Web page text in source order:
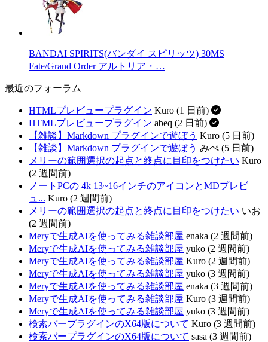
BANDAI SPIRITS(バンダイ スピリッツ) 30MS
Fate/Grand Order アルトリア・…
最近のフォーラム
HTMLプレビュープラグイン Kuro (1 日前)
HTMLプレビュープラグイン abeq (2 日前)
【雑談】Markdown プラグインで遊ぼう Kuro (5 日前)
【雑談】Markdown プラグインで遊ぼう みぺ (5 日前)
メリーの範囲選択の起点と終点に目印をつけたい Kuro
(2 週間前)
ノートPCの 4k 13~16インチのアイコンとMDプレビ
ュ... Kuro (2 週間前)
メリーの範囲選択の起点と終点に目印をつけたい いお
(2 週間前)
Meryで生成AIを使ってみる雑談部屋 enaka (2 週間前)
Meryで生成AIを使ってみる雑談部屋 yuko (2 週間前)
Meryで生成AIを使ってみる雑談部屋 Kuro (2 週間前)
Meryで生成AIを使ってみる雑談部屋 yuko (3 週間前)
Meryで生成AIを使ってみる雑談部屋 enaka (3 週間前)
Meryで生成AIを使ってみる雑談部屋 Kuro (3 週間前)
Meryで生成AIを使ってみる雑談部屋 yuko (3 週間前)
検索バープラグインのX64版について Kuro (3 週間前)
検索バープラグインのX64版について sasa (3 週間前)